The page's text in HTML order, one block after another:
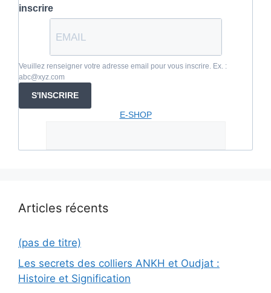
inscrire
Veuillez renseigner votre adresse email pour vous inscrire. Ex. :
abc@xyz.com
S'INSCRIRE
E-SHOP
Articles récents
(pas de titre)
Les secrets des colliers ANKH et Oudjat :
Histoire et Signification